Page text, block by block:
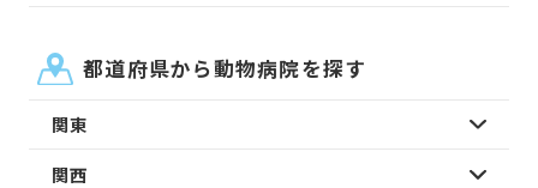
都道府県から動物病院を探す
関東
関西